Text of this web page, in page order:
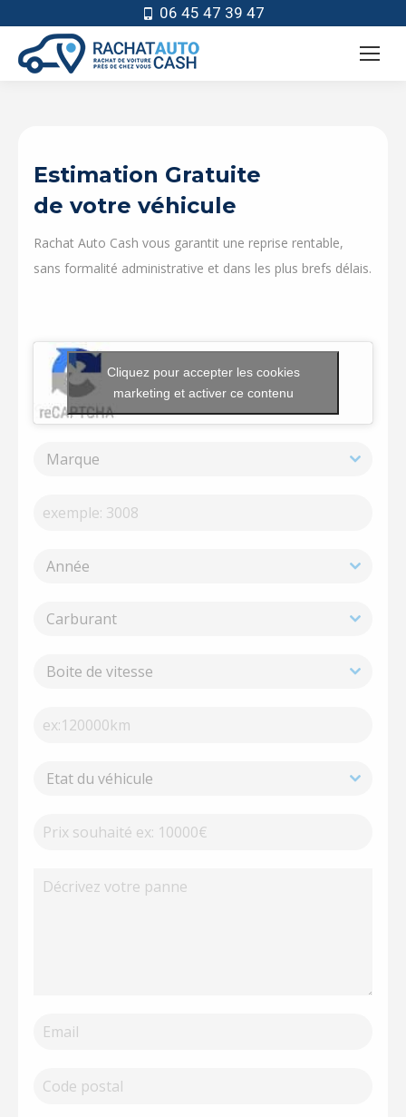
06 45 47 39 47
Estimation Gratuite
de votre véhicule
Rachat Auto Cash vous garantit une reprise rentable,
sans formalité administrative et dans les plus brefs délais.
Cliquez pour accepter les cookies
marketing et activer ce contenu
Marque
Année
Carburant
Boite de vitesse
Etat du véhicule